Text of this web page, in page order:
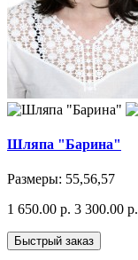
Шляпа "Барина"
Размеры: 55,56,57
1 650.00 р. 3 300.00 р.
Быстрый заказ